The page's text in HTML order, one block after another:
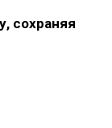
сохраняя